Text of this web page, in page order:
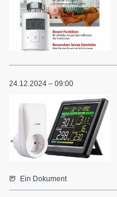
24.12.2024 – 09:00
Ein Dokument